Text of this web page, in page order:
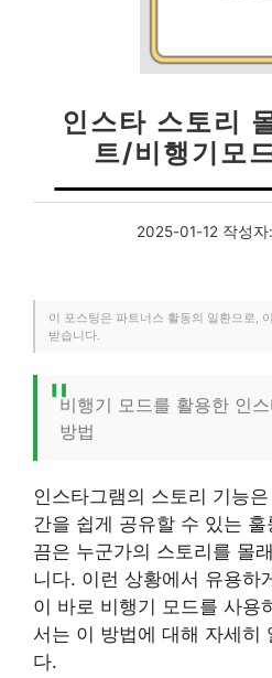
인스타 스토리
트/비행기모
2025-01-12 작성자:
이 포스팅은 파트너스 활동의 일환으로,
받습니다.
비행기 모드를 활용한 인
방법
인스타그램의 스토리 기능
간을 쉽게 공유할 수 있는
끔은 누군가의 스토리를 몰
니다. 이런 상황에서 유용하
이 바로 비행기 모드를 사용
서는 이 방법에 대해 자세히
다.